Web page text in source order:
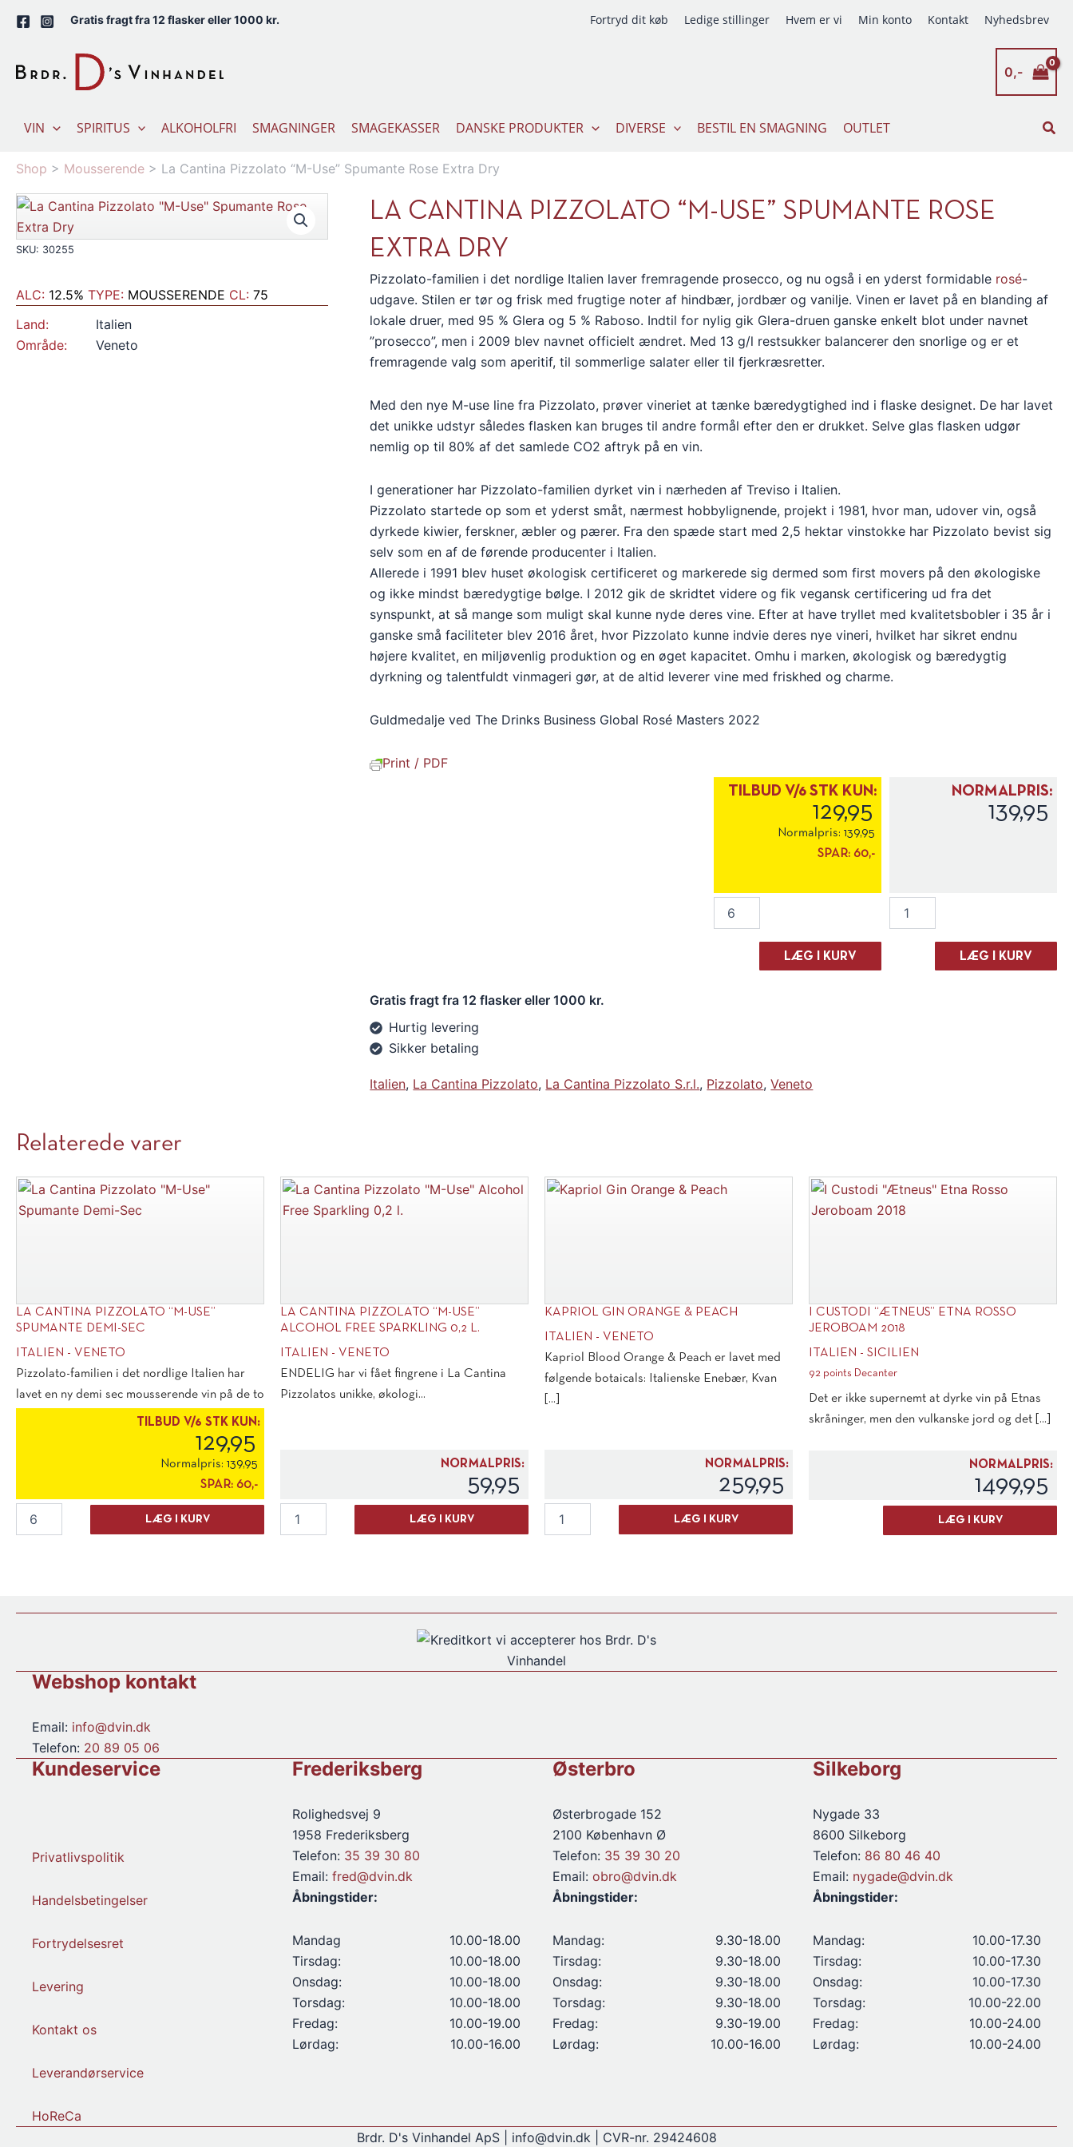
Gratis fragt fra 12 flasker eller 1000 kr. Fortryd dit køb Ledige stillinger Hvem er vi Min konto Kontakt Nyhedsbrev
0,-
VIN SPIRITUS ALKOHOLFRI SMAGNINGER SMAGEKASSER DANSKE PRODUKTER DIVERSE BESTIL EN SMAGNING OUTLET Søg
Shop > Mousserende > La Cantina Pizzolato “M-Use” Spumante Rose Extra Dry
SKU: 30255
ALC: 12.5% TYPE: MOUSSERENDE CL: 75
Land:
Italien
Område:
Veneto
LA CANTINA PIZZOLATO “M-USE” SPUMANTE ROSE
EXTRA DRY
Pizzolato-familien i det nordlige Italien laver fremragende prosecco, og nu også i en yderst formidable rosé-
udgave. Stilen er tør og frisk med frugtige noter af hindbær, jordbær og vanilje. Vinen er lavet på en blanding af
lokale druer, med 95 % Glera og 5 % Raboso. Indtil for nylig gik Glera-druen ganske enkelt blot under navnet
”prosecco”, men i 2009 blev navnet officielt ændret. Med 13 g/l restsukker balancerer den snorlige og er et
fremragende valg som aperitif, til sommerlige salater eller til fjerkræsretter.
Med den nye M-use line fra Pizzolato, prøver vineriet at tænke bæredygtighed ind i flaske designet. De har lavet
det unikke udstyr således flasken kan bruges til andre formål efter den er drukket. Selve glas flasken udgør
nemlig op til 80% af det samlede CO2 aftryk på en vin.
I generationer har Pizzolato-familien dyrket vin i nærheden af Treviso i Italien.
Pizzolato startede op som et yderst småt, nærmest hobbylignende, projekt i 1981, hvor man, udover vin, også
dyrkede kiwier, ferskner, æbler og pærer. Fra den spæde start med 2,5 hektar vinstokke har Pizzolato bevist sig
selv som en af de førende producenter i Italien.
Allerede i 1991 blev huset økologisk certificeret og markerede sig dermed som first movers på den økologiske
og ikke mindst bæredygtige bølge. I 2012 gik de skridtet videre og fik vegansk certificering ud fra det
synspunkt, at så mange som muligt skal kunne nyde deres vine. Efter at have tryllet med kvalitetsbobler i 35 år i
ganske små faciliteter blev 2016 året, hvor Pizzolato kunne indvie deres nye vineri, hvilket har sikret endnu
højere kvalitet, en miljøvenlig produktion og en øget kapacitet. Omhu i marken, økologisk og bæredygtig
dyrkning og talentfuldt vinmageri gør, at de altid leverer vine med friskhed og charme.
Guldmedalje ved The Drinks Business Global Rosé Masters 2022
Print / PDF
TILBUD V/6 STK KUN:
129,95
Normalpris: 139,95
SPAR: 60,-
Cantina
LÆG I KURV
NORMALPRIS:
139,95
Cantina
LÆG I KURV
Gratis fragt fra 12 flasker eller 1000 kr.
Hurtig levering
Sikker betaling
Italien, La Cantina Pizzolato, La Cantina Pizzolato S.r.l., Pizzolato,Veneto
Relaterede varer
LA CANTINA PIZZOLATO “M-USE”
SPUMANTE DEMI-SEC
ITALIEN - VENETO
Pizzolato-familien i det nordlige Italien har
lavet en ny demi sec mousserende vin på de to
TILBUD V/6 STK KUN:
129,95
Normalpris: 139,95
SPAR: 60,-
Cantina
LÆG I KURV
LA CANTINA PIZZOLATO “M-USE”
ALCOHOL FREE SPARKLING 0,2 L.
ITALIEN - VENETO
ENDELIG har vi fået fingrene i La Cantina
Pizzolatos unikke, økologi...
NORMALPRIS:
59,95
Cantina
antal
LÆG I KURV
KAPRIOL GIN ORANGE & PEACH
ITALIEN - VENETO
Kapriol Blood Orange & Peach er lavet med
følgende botaicals: Italienske Enebær, Kvan
[...]
NORMALPRIS:
259,95
LÆG I KURV
I CUSTODI “ÆTNEUS” ETNA ROSSO
JEROBOAM 2018
ITALIEN - SICILIEN
92 points Decanter
Det er ikke supernemt at dyrke vin på Etnas
skråninger, men den vulkanske jord og det [...]
NORMALPRIS:
1499,95
LÆG I KURV
Webshop kontakt
Email: info@dvin.dk
Telefon: 20 89 05 06
Kundeservice
Privatlivspolitik
Handelsbetingelser
Fortrydelsesret
Levering
Kontakt os
Leverandørservice
HoReCa
Frederiksberg
Rolighedsvej 9
1958 Frederiksberg
Telefon: 35 39 30 80
Email: fred@dvin.dk
Åbningstider:
Mandag
10.00-18.00
Tirsdag:
10.00-18.00
Onsdag:
10.00-18.00
Torsdag:
10.00-18.00
Fredag:
10.00-19.00
Lørdag:
10.00-16.00
Østerbro
Østerbrogade 152
2100 København Ø
Telefon: 35 39 30 20
Email: obro@dvin.dk
Åbningstider:
Mandag:
9.30-18.00
Tirsdag:
9.30-18.00
Onsdag:
9.30-18.00
Torsdag:
9.30-18.00
Fredag:
9.30-19.00
Lørdag:
10.00-16.00
Silkeborg
Nygade 33
8600 Silkeborg
Telefon: 86 80 46 40
Email: nygade@dvin.dk
Åbningstider:
Mandag:
10.00-17.30
Tirsdag:
10.00-17.30
Onsdag:
10.00-17.30
Torsdag:
10.00-22.00
Fredag:
10.00-24.00
Lørdag:
10.00-24.00
Brdr. D's Vinhandel ApS | info@dvin.dk | CVR-nr. 29424608